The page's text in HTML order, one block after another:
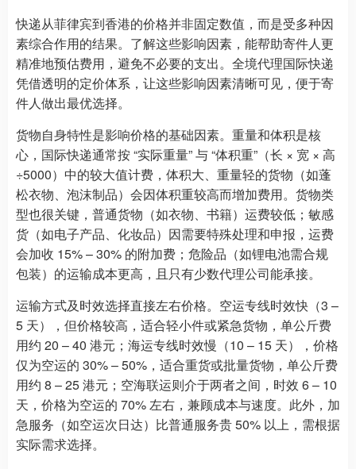
快递从菲律宾到香港的价格并非固定数值，而是受多种因
素综合作用的结果。了解这些影响因素，能帮助寄件人更
精准地预估费用，避免不必要的支出。全境代理国际快递
凭借透明的定价体系，让这些影响因素清晰可见，便于寄
件人做出最优选择。
货物自身特性是影响价格的基础因素。重量和体积是核
心，国际快递通常按 “实际重量” 与 “体积重”（长 × 宽 × 高
÷5000）中的较大值计费，体积大、重量轻的货物（如蓬
松衣物、泡沫制品）会因体积重较高而增加费用。货物类
型也很关键，普通货物（如衣物、书籍）运费较低；敏感
货（如电子产品、化妆品）因需要特殊处理和申报，运费
会加收 15% – 30% 的附加费；危险品（如锂电池需合规
包装）的运输成本更高，且只有少数代理公司能承接。
运输方式及时效选择直接左右价格。空运专线时效快（3 –
5 天），但价格较高，适合轻小件或紧急货物，单公斤费
用约 20 – 40 港元；海运专线时效慢（10 – 15 天），价格
仅为空运的 30% – 50%，适合重货或批量货物，单公斤费
用约 8 – 25 港元；空海联运则介于两者之间，时效 6 – 10
天，价格为空运的 70% 左右，兼顾成本与速度。此外，加
急服务（如空运次日达）比普通服务贵 50% 以上，需根据
实际需求选择。